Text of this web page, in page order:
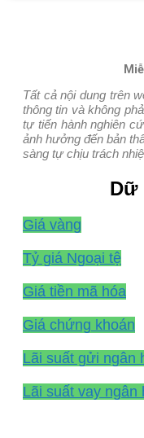
Tất cả nội dung trên
thông tin và không
tự tiến hành nghiên
ảnh hưởng đến bản
sàng tự chịu trách
Dữ
Giá vàng
Tỷ giá Ngoại tệ
Giá tiền mã hóa
Giá chứng khoán
Lãi suất gửi ngân
Lãi suất vay ngân